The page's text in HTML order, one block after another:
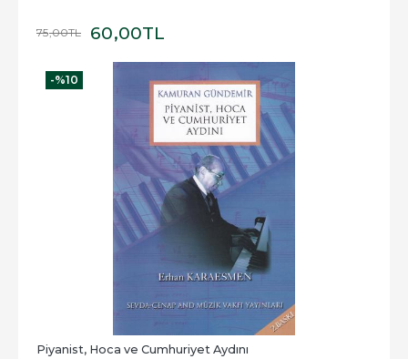
75,00TL 60,00TL
-%10
Piyanist, Hoca ve Cumhuriyet Aydını